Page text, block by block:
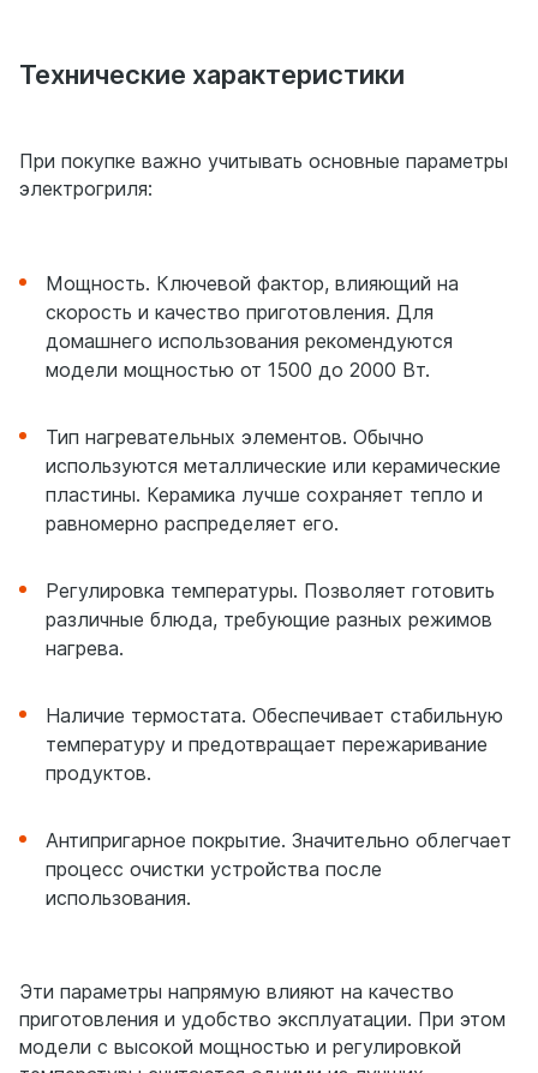
Технические характеристики
При покупке важно учитывать основные параметры
электрогриля:
Мощность. Ключевой фактор, влияющий на
скорость и качество приготовления. Для
домашнего использования рекомендуются
модели мощностью от 1500 до 2000 Вт.
Тип нагревательных элементов. Обычно
используются металлические или керамические
пластины. Керамика лучше сохраняет тепло и
равномерно распределяет его.
Регулировка температуры. Позволяет готовить
различные блюда, требующие разных режимов
нагрева.
Наличие термостата. Обеспечивает стабильную
температуру и предотвращает пережаривание
продуктов.
Антипригарное покрытие. Значительно облегчает
процесс очистки устройства после
использования.
Эти параметры напрямую влияют на качество
приготовления и удобство эксплуатации. При этом
модели с высокой мощностью и регулировкой